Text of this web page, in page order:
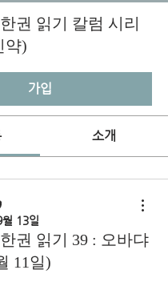
권 읽기 칼럼 시리
약)
가입
소개
13일
권 읽기 39 : 오바댜
11일)